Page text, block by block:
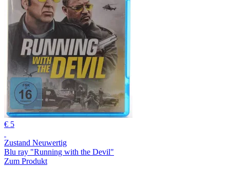
€ 5
Zustand Neuwertig
Blu ray "Running with the Devil"
Zum Produkt